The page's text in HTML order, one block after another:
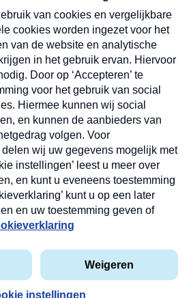
Verzend
Cookieverklaring
- Omroep MAX
abonnement op onze
en dinsdagochtend in uw